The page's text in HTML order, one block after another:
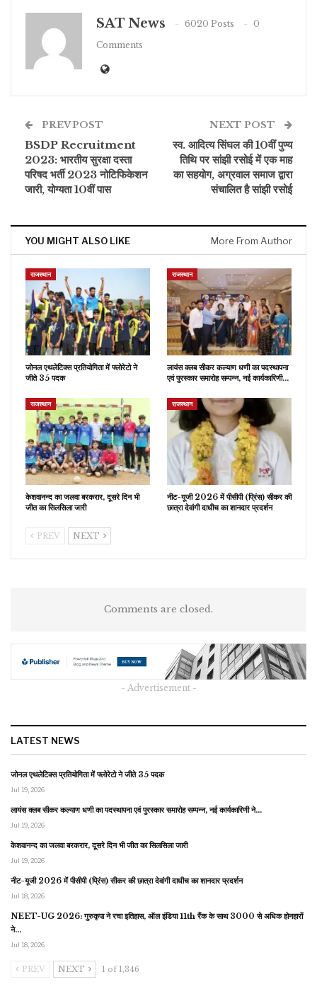
SAT News 6020 Posts
0
Comments
PREV POST
BSDP Recruitment
2023: भारतीय सुरक्षा दस्ता
परिषद भर्ती 2023 नोटिफिकेशन
जारी, योग्यता 10वीं पास
NEXT POST
स्व. आदित्य सिंघल की 10वीं पुण्य
तिथि पर सांझी रसोई में एक माह
का सहयोग, अग्रवाल समाज द्वारा
संचालित है सांझी रसोई
YOU MIGHT ALSO LIKE More From Author
राजस्थान
जोनल एथलेटिक्स प्रतियोगिता में फ्लोरेटो ने
जीते 35 पदक
राजस्थान
लायंस क्लब सीकर कल्याण धणी का पदस्थापना
एवं पुरस्कार समारोह सम्पन्न, नई कार्यकारिणी…
राजस्थान
केशवानन्द का जलवा बरकरार, दूसरे दिन भी
जीत का सिलसिला जारी
राजस्थान
नीट-यूजी 2026 में पीसीपी (प्रिंस) सीकर की
छात्रा देवांगी दाधीच का शानदार प्रदर्शन
PREV NEXT
Comments are closed.
- Advertisement -
LATEST NEWS
जोनल एथलेटिक्स प्रतियोगिता में फ्लोरेटो ने जीते 35 पदक
Jul 19, 2026
लायंस क्लब सीकर कल्याण धणी का पदस्थापना एवं पुरस्कार समारोह सम्पन्न, नई कार्यकारिणी ने…
Jul 19, 2026
केशवानन्द का जलवा बरकरार, दूसरे दिन भी जीत का सिलसिला जारी
Jul 19, 2026
नीट-यूजी 2026 में पीसीपी (प्रिंस) सीकर की छात्रा देवांगी दाधीच का शानदार प्रदर्शन
Jul 18, 2026
NEET-UG 2026: गुरुकृपा ने रचा इतिहास, ऑल इंडिया 11th रैंक के साथ 3000 से अधिक होनहारों
ने…
Jul 18, 2026
PREV NEXT 1 of 1,346